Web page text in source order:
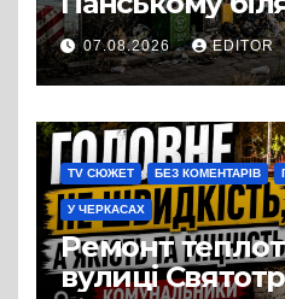
перетворився
сміттєзвалище
07.08.2026 EDITOR
TV СЮЖЕТ БЕЗ КОМЕНТАРІВ
У ЧЕРКАСАХ
Ремонт
вулиці